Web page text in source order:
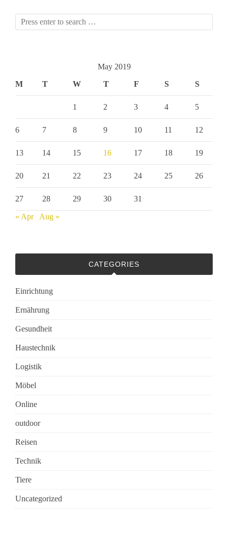
May 2019
M
T W T F S S
1 2 3 4 5
6 7 8 9 10 11 12
13 14 15 16 17 18 19
20 21 22 23 24 25 26
27 28 29 30 31
« Apr Aug »
CATEGORIES
Einrichtung
Ernährung
Gesundheit
Haustechnik
Logistik
Möbel
Online
outdoor
Reisen
Technik
Tiere
Uncategorized